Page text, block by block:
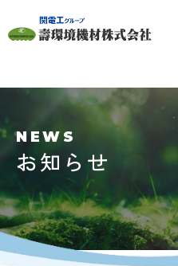
NEWS
お知らせ